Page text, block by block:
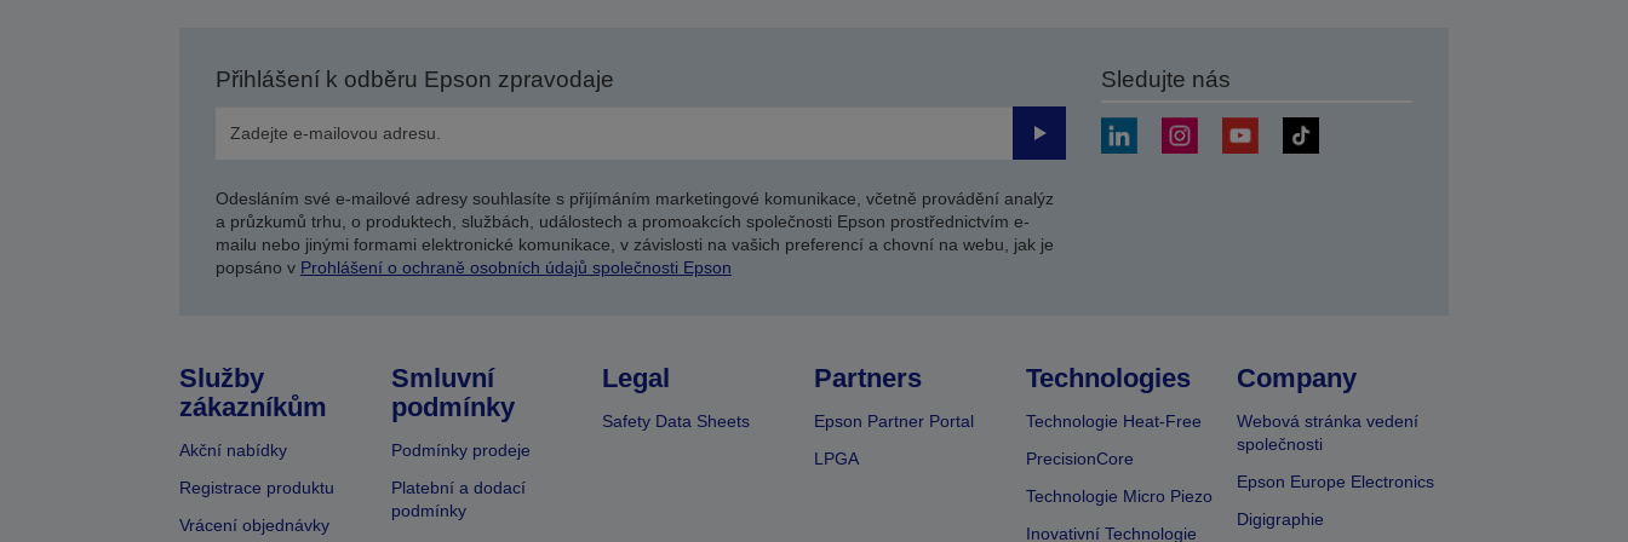
Přihlášení k odběru Epson zpravodaje
Odeslat
Odesláním své e-mailové adresy souhlasíte s přijímáním marketingové komunikace, včetně provádění analýz
a průzkumů trhu, o produktech, službách, událostech a promoakcích společnosti Epson prostřednictvím e-
mailu nebo jinými formami elektronické komunikace, v závislosti na vašich preferencí a chovní na webu, jak je
popsáno v Prohlášení o ochraně osobních údajů společnosti Epson
Sledujte nás
Služby
zákazníkům
Akční nabídky
Registrace produktu
Vrácení objednávky
Smluvní
podmínky
Podmínky prodeje
Platební a dodací
podmínky
Legal
Safety Data Sheets
Partners
Epson Partner Portal
LPGA
Technologies
Technologie Heat-Free
PrecisionCore
Technologie Micro Piezo
Inovativní Technologie
Company
Webová stránka vedení
společnosti
Epson Europe Electronics
Digigraphie